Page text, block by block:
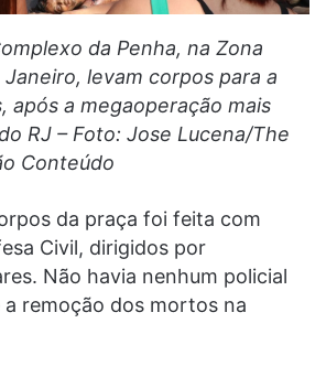
da Penha, na Zona
levam corpos para a
após a megaoperação mais
RJ – Foto: Jose Lucena/The
Conteúdo
da praça foi feita com
Civil, dirigidos por
Não havia nenhum policial
remoção dos mortos na